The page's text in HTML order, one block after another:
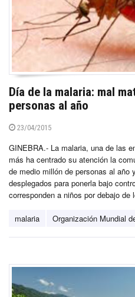
Día de la malaria: mal
personas al año
23/04/2015
GINEBRA.- La malaria, una de las
más ha centrado su atención la
de medio millón de personas al
desplegados para ponerla bajo
corresponden a niños por debajo
malaria Organización Mundial